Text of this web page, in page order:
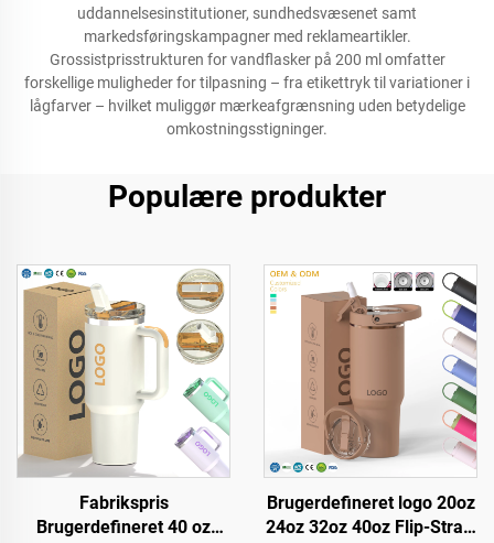
uddannelsesinstitutioner, sundhedsvæsenet samt
markedsføringskampagner med reklameartikler.
Grossistprisstrukturen for vandflasker på 200 ml omfatter
forskellige muligheder for tilpasning – fra etikettryk til variationer i
lågfarver – hvilket muliggør mærkeafgrænsning uden betydelige
omkostningsstigninger.
Populære produkter
Fabrikspris
Brugerdefineret 40 oz
Brugerdefineret logo 20oz
24oz 32oz 40oz Flip-Straw